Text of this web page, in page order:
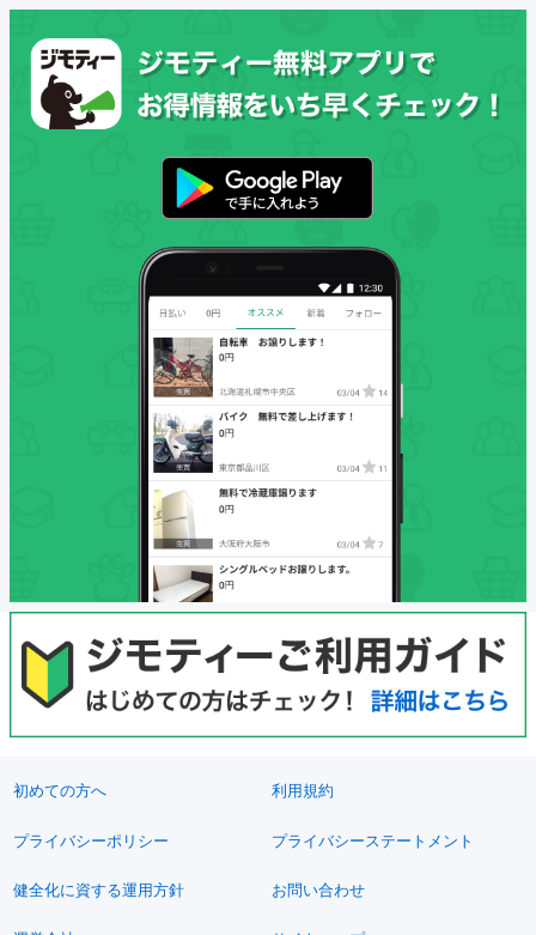
初めての方へ 利用規約
プライバシーポリシー プライバシーステートメント
健全化に資する運用方針 お問い合わせ